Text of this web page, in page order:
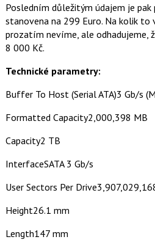
Posledním důležitým údajem je pak
stanovena na 299 Euro. Na kolik to
prozatím nevíme, ale odhadujeme,
8 000 Kč.
Technické parametry:
Buffer To Host (Serial ATA)3 Gb/s
Formatted Capacity2,000,398 MB
Capacity2 TB
InterfaceSATA 3 Gb/s
User Sectors Per
Height26.1 mm
Length147 mm